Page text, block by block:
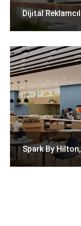
Dijital
Spark By Hilton,